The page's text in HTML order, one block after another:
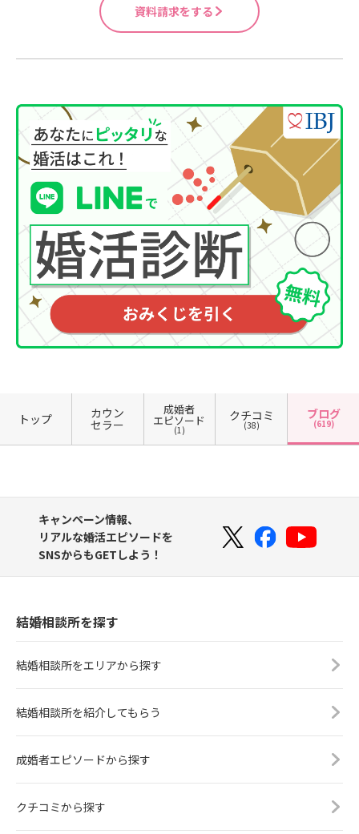
資料請求をする
トップ カウン
セラー
成婚者
エピソード
(1)
クチコミ
(38)
ブログ
(619)
キャンペーン情報、
リアルな婚活エピソードを
SNSからもGETしよう！
結婚相談所を探す
結婚相談所をエリアから探す
結婚相談所を紹介してもらう
成婚者エピソードから探す
クチコミから探す